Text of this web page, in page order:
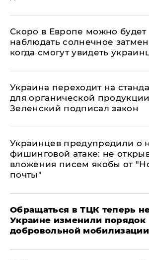
Скоро в Европе можно будет
наблюдать солнечное
когда смогут увидеть
Украина переходит на
для органической
Зеленский подписал закон
Украинцев предупредили о
фишинговой атаке: не
вложения писем якобы от
почты"
Обращаться в ТЦК теперь
Украине изменили порядок
добровольной мобилизации